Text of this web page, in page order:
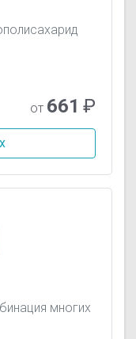
от 661 ₽
многих